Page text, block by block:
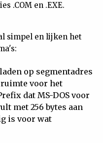
.COM en .EXE.
simpel en lijken het
op segmentadres
ruimte voor het
dat MS-DOS voor
met 256 bytes aan
is voor wat